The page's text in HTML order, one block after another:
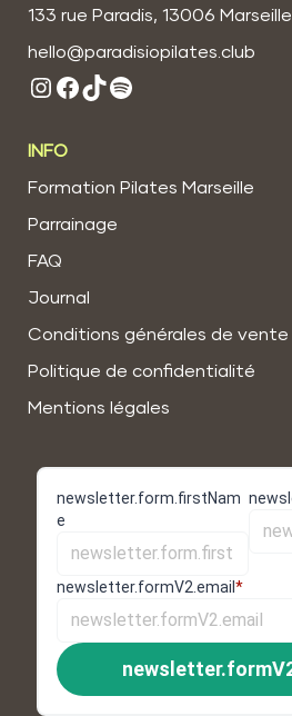
133 rue Paradis, 13006 Marseille
hello@paradisiopilates.club
Instagram
Facebook
TikTok
Spotify
INFO
Formation Pilates Marseille
Parrainage
FAQ
Journal
Conditions générales de vente
Politique de confidentialité
Mentions légales